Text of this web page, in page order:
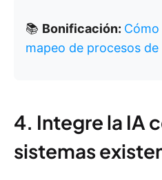
📚 Bonificación:
mapeo de procesos de
4. Integre la IA
sistemas